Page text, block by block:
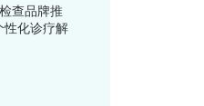
查品牌推
性化诊疗解